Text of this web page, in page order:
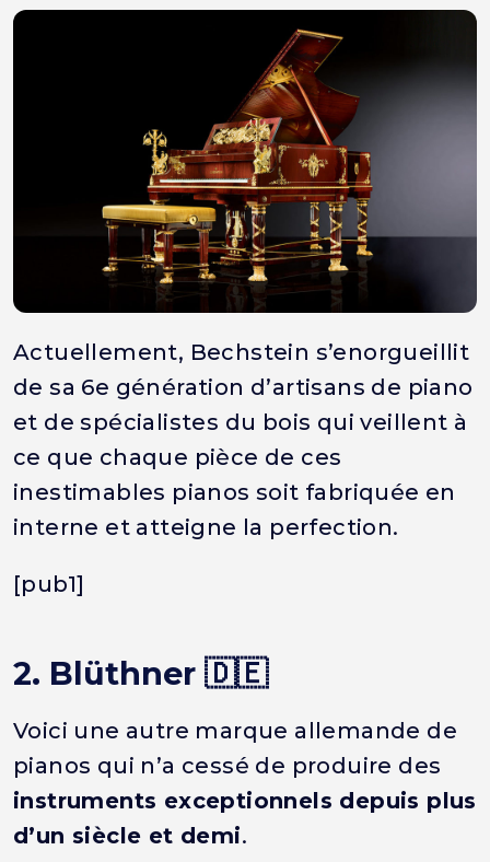
Actuellement, Bechstein s’enorgueillit
de sa 6e génération d’artisans de piano
et de spécialistes du bois qui veillent à
ce que chaque pièce de ces
inestimables pianos soit fabriquée en
interne et atteigne la perfection.
[pub1]
2. Blüthner 🇩🇪
Voici une autre marque allemande de
pianos qui n’a cessé de produire des
instruments exceptionnels depuis plus
d’un siècle et demi.